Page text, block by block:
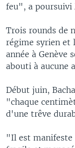
feu", a poursuivi
Trois rounds de
régime syrien et
année à Genève
abouti à aucune
Début juin,
"chaque
d'une trêve
"Il est manifeste